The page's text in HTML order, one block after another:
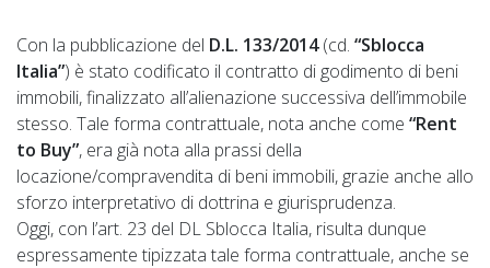
Con la pubblicazione del D.L. 133/2014(cd. “Sblocca
Italia”) è stato codificato il contratto di godimento di beni
immobili, finalizzato all’alienazione successiva dell’immobile
stesso. Tale forma contrattuale, nota anche come “Rent
to Buy”, era già nota alla prassi della
locazione/compravendita di beni immobili, grazie anche allo
sforzo interpretativo di dottrina e giurisprudenza.
Oggi, con l’art. 23 del DL Sblocca Italia, risulta dunque
espressamente tipizzata tale forma contrattuale, anche se